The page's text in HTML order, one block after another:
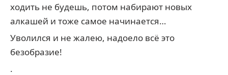
ходить не будешь, потом набирают новых
алкашей и тоже самое начинается…
Уволился и не жалею, надоело всё это
безобразие!
.